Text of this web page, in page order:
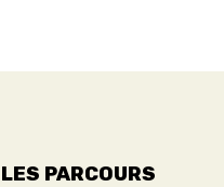
LES PARCOURS